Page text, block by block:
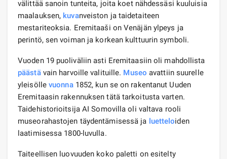
välittää sanoin tunteita, joita koet nähdessäsi kuuluisia
maalauksen, kuvanveiston ja taidetaiteen
mestariteoksia. Eremitaaši on Venäjän ylpeys ja
perintö, sen voiman ja korkean kulttuurin symboli.
Vuoden 19 puoliväliin asti Eremitaasiin oli mahdollista
päästävain harvoille valituille. Museo avattiin suurelle
yleisölle vuonna1852, kun se on rakentanut Uuden
Eremitaasin rakennuksen tätä tarkoitusta varten.
Taidehistorioitsija AI Somovilla oli valtava rooli
museorahastojen täydentämisessä ja luetteloiden
laatimisessa 1800-luvulla.
Taiteellisen luovuuden koko paletti on esitelty